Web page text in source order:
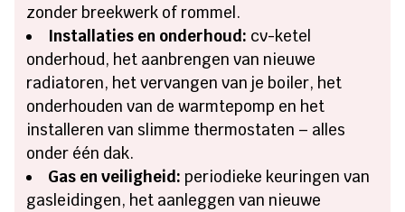
zonder breekwerk of rommel.
Installaties en onderhoud: cv-ketel
onderhoud, het aanbrengen van nieuwe
radiatoren, het vervangen van je boiler, het
onderhouden van de warmtepomp en het
installeren van slimme thermostaten – alles
onder één dak.
Gas en veiligheid: periodieke keuringen van
gasleidingen, het aanleggen van nieuwe